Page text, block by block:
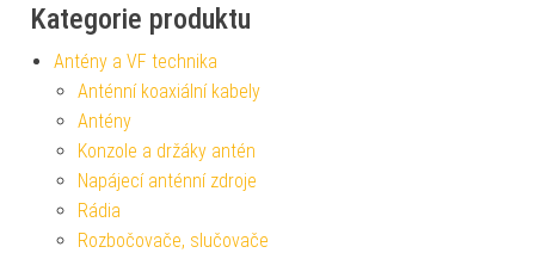
Kategorie produktu
Antény a VF technika
Anténní koaxiální kabely
Antény
Konzole a držáky antén
Napájecí anténní zdroje
Rádia
Rozbočovače, slučovače